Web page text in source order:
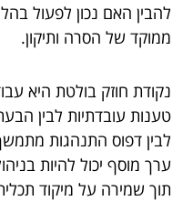
להבין האם נכון לפעול
ממוקד של הסרה ותיקון.
נקודת חוזק בולטת היא
טענות עובדתיות לבין
לבין דפוס התנהגות
ערך מוסף יכול להיות
תוך שמירה על מיקוד